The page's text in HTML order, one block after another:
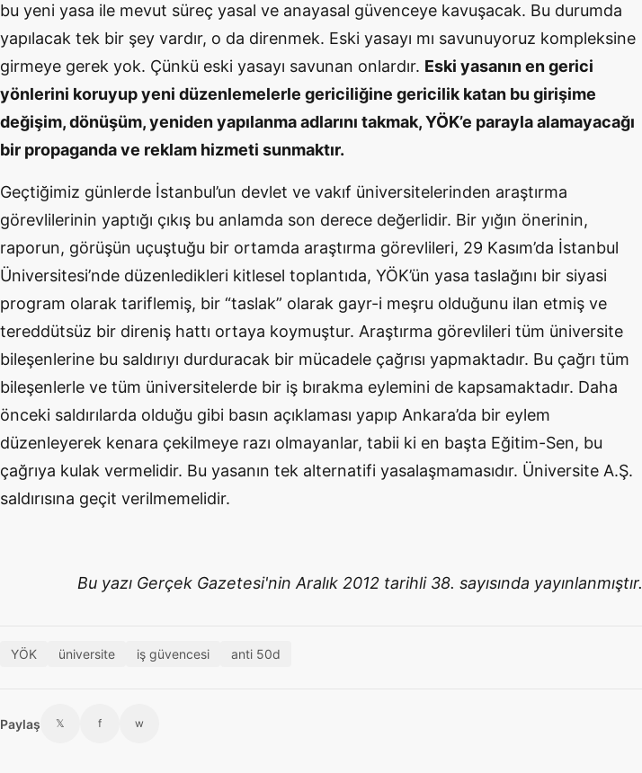
bu yeni yasa ile mevut süreç yasal ve anayasal güvenceye kavuşacak. Bu durumda
yapılacak tek bir şey vardır, o da direnmek. Eski yasayı mı savunuyoruz kompleksine
girmeye gerek yok. Çünkü eski yasayı savunan onlardır. Eski yasanın en gerici
yönlerini koruyup yeni düzenlemelerle gericiliğine gericilik katan bu girişime
değişim, dönüşüm, yeniden yapılanma adlarını takmak, YÖK’e parayla alamayacağı
bir propaganda ve reklam hizmeti sunmaktır.
Geçtiğimiz günlerde İstanbul’un devlet ve vakıf üniversitelerinden araştırma
görevlilerinin yaptığı çıkış bu anlamda son derece değerlidir. Bir yığın önerinin,
raporun, görüşün uçuştuğu bir ortamda araştırma görevlileri, 29 Kasım’da İstanbul
Üniversitesi’nde düzenledikleri kitlesel toplantıda, YÖK’ün yasa taslağını bir siyasi
program olarak tariflemiş, bir “taslak” olarak gayr-i meşru olduğunu ilan etmiş ve
tereddütsüz bir direniş hattı ortaya koymuştur. Araştırma görevlileri tüm üniversite
bileşenlerine bu saldırıyı durduracak bir mücadele çağrısı yapmaktadır. Bu çağrı tüm
bileşenlerle ve tüm üniversitelerde bir iş bırakma eylemini de kapsamaktadır. Daha
önceki saldırılarda olduğu gibi basın açıklaması yapıp Ankara’da bir eylem
düzenleyerek kenara çekilmeye razı olmayanlar, tabii ki en başta Eğitim-Sen, bu
çağrıya kulak vermelidir. Bu yasanın tek alternatifi yasalaşmamasıdır. Üniversite A.Ş.
saldırısına geçit verilmemelidir.
Bu yazı Gerçek Gazetesi'nin Aralık 2012 tarihli 38. sayısında yayınlanmıştır.
YÖK üniversite iş güvencesi anti 50d
Paylaş 𝕏 f w